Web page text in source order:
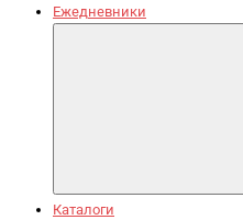
Ежедневники
Каталоги